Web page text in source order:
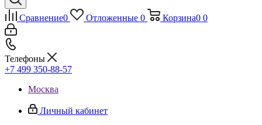
Сравнение0 Отложенные 0 Корзина0 0
Телефоны
+7 499 350-88-57
Москва
Личный кабинет